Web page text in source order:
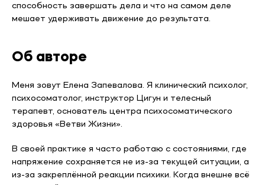
способность завершать дела и что на самом деле
мешает удерживать движение до результата.
Об авторе
Меня зовут Елена Запевалова. Я клинический психолог,
психосоматолог, инструктор Цигун и телесный
терапевт, основатель центра психосоматического
здоровья «Ветви Жизни».
В своей практике я часто работаю с состояниями, где
напряжение сохраняется не из-за текущей ситуации, а
из-за закреплённой реакции психики. Когда внешне всё